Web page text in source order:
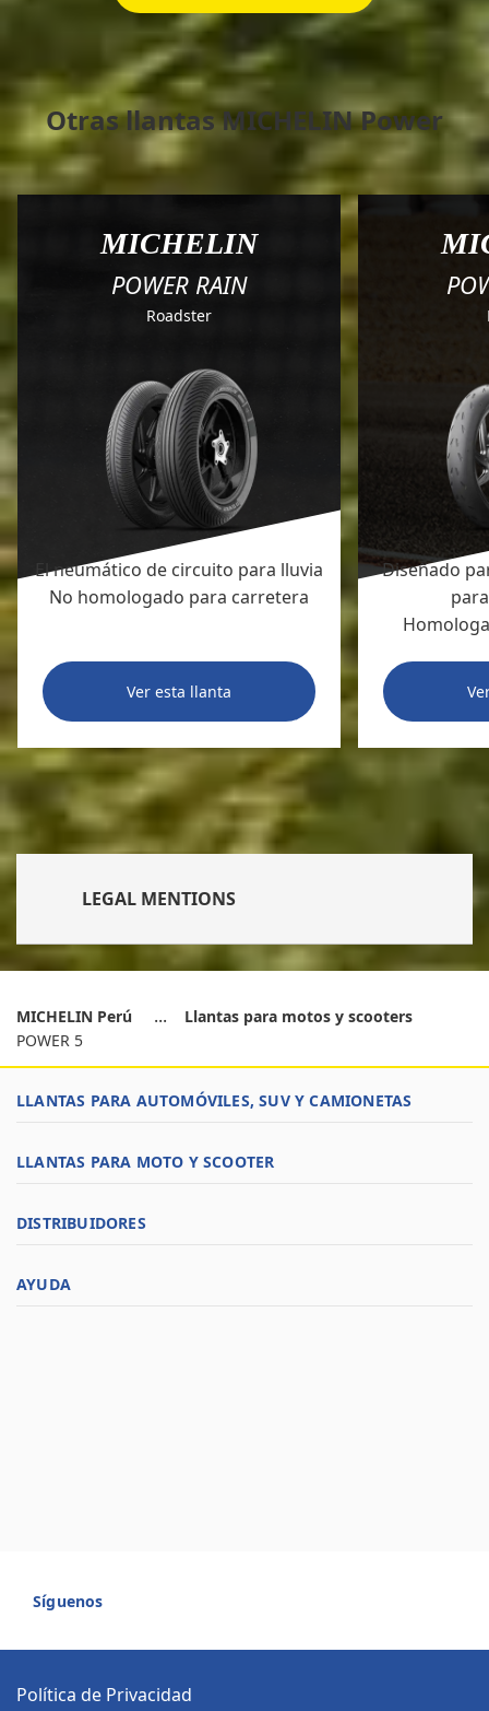
Otras llantas MICHELIN Power
MICHELIN
POWER RAIN
Roadster
El neumático de circuito para lluvia
No homologado para carretera
Ver esta llanta
Diseñado
LEGAL MENTIONS
MICHELIN Perú
Llantas para motos y scooters
POWER 5
LLANTAS PARA AUTOMÓVILES, SUV Y CAMIONETAS
LLANTAS PARA MOTO Y SCOOTER
DISTRIBUIDORES
AYUDA
Síguenos
Política de Privacidad